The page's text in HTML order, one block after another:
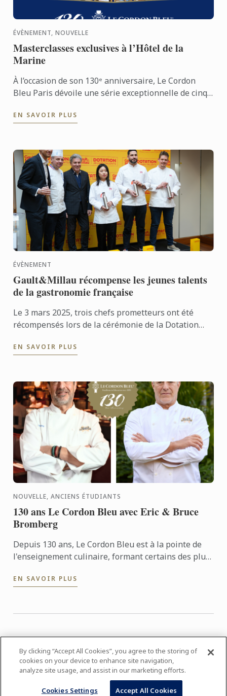
ÉVÈNEMENT, NOUVELLE
Masterclasses exclusives à l’Hôtel de la
Marine
À l’occasion de son 130ᵉ anniversaire, Le Cordon
Bleu Paris dévoile une série exceptionnelle de cinq
EN SAVOIR PLUS
ÉVÈNEMENT
Gault&Millau récompense les jeunes talents
de la gastronomie française
Le 3 mars 2025, trois chefs prometteurs ont été
récompensés lors de la cérémonie de la Dotation
Bleu ...
EN SAVOIR PLUS
NOUVELLE, ANCIENS ÉTUDIANTS
130 ans Le Cordon Bleu avec Eric & Bruce
Bromberg
Depuis 130 ans, Le Cordon Bleu est à la pointe de
l'enseignement culinaire, formant certains des plus
...
EN SAVOIR PLUS
1 2 3 4 5 6 7 …
By clicking “Accept All Cookies”, you agree to the storing of
cookies on your device to enhance site navigation,
analyze site usage, and assist in our marketing efforts.
Cookies Settings Accept All Cookies